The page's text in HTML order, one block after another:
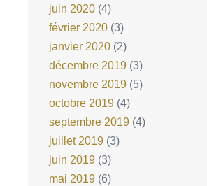
juin 2020 (4)
février 2020 (3)
janvier 2020 (2)
décembre 2019 (3)
novembre 2019 (5)
octobre 2019 (4)
septembre 2019 (4)
juillet 2019 (3)
juin 2019 (3)
mai 2019 (6)